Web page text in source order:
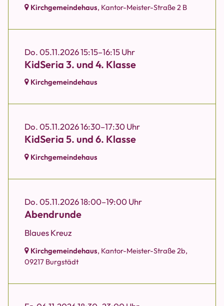
Kirchgemeindehaus, Kantor-Meister-Straße 2 B
Do. 05.11.2026 15:15–16:15 Uhr
KidSeria 3. und 4. Klasse
Kirchgemeindehaus
Do. 05.11.2026 16:30–17:30 Uhr
KidSeria 5. und 6. Klasse
Kirchgemeindehaus
Do. 05.11.2026 18:00–19:00 Uhr
Abendrunde
Blaues Kreuz
Kirchgemeindehaus, Kantor-Meister-Straße 2b,
09217 Burgstädt